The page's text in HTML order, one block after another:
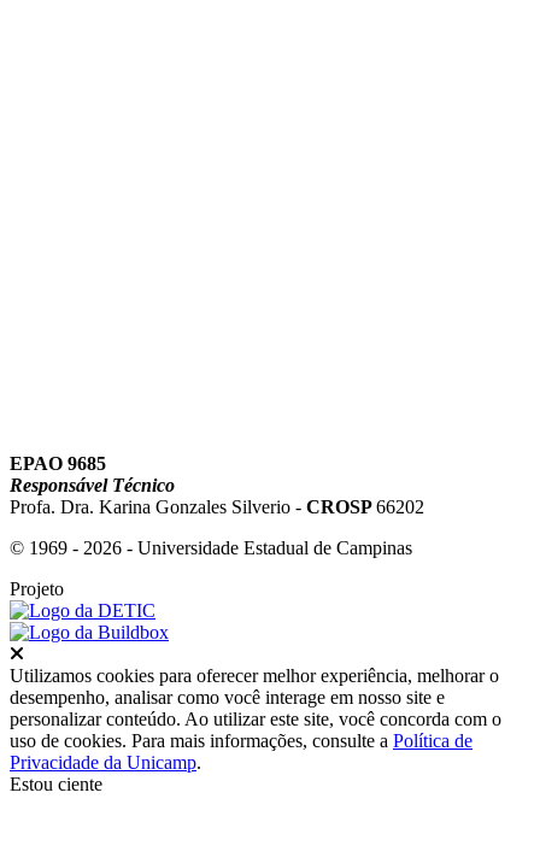
EPAO 9685
Responsável Técnico
Profa. Dra. Karina Gonzales Silverio - CROSP66202
© 1969 - 2026 - Universidade Estadual de Campinas
Projeto
Utilizamos cookies para oferecer melhor experiência, melhorar o
desempenho, analisar como você interage em nosso site e
personalizar conteúdo. Ao utilizar este site, você concorda com o
uso de cookies. Para mais informações, consulte a Política de
Privacidade da Unicamp.
Estou ciente